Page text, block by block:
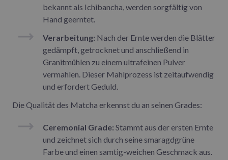
bekannt als Ichibancha, werden sorgfältig von
Hand geerntet.
Verarbeitung: Nach der Ernte werden die Blätter
gedämpft, getrocknet und anschließend in
Granitmühlen zu einem ultrafeinen Pulver
vermahlen. Dieser Mahlprozess ist zeitaufwendig
und erfordert Geduld.
Die Qualität des Matcha erkennst du an seinen Grades:
Ceremonial Grade: Stammt aus der ersten Ernte
und zeichnet sich durch seine smaragdgrüne
Farbe und einen samtig-weichen Geschmack aus.